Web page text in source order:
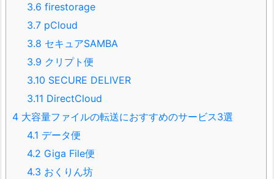
3.6 firestorage
3.7 pCloud
3.8 セキュアSAMBA
3.9 クリプト便
3.10 SECURE DELIVER
3.11 DirectCloud
4 大容量ファイルの転送におすすめのサービス3選
4.1 データ便
4.2 Giga File便
4.3 おくりん坊